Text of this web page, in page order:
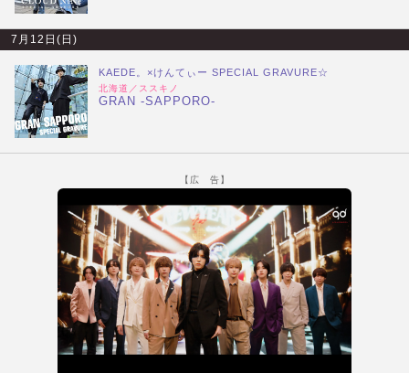
7月12日(日)
KAEDE。×けんてぃー SPECIAL GRAVURE☆
北海道／ススキノ
GRAN -SAPPORO-
【広 告】